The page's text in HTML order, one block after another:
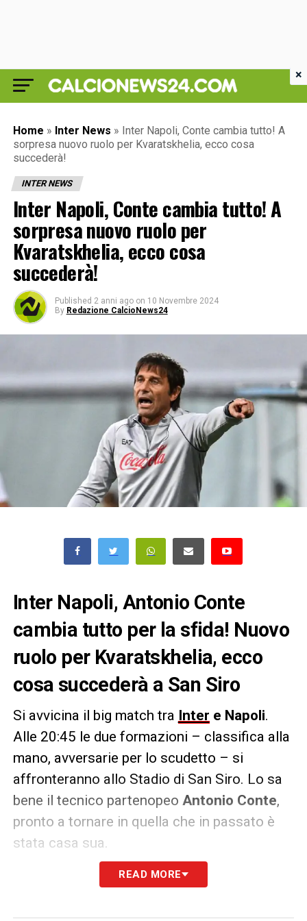
Home » Inter News » Inter Napoli, Conte cambia tutto! A
sorpresa nuovo ruolo per Kvaratskhelia, ecco cosa
succederà!
INTER NEWS
Inter Napoli, Conte cambia tutto! A
sorpresa nuovo ruolo per
Kvaratskhelia, ecco cosa
succederà!
Published 2 anni ago on 10 Novembre 2024
By Redazione CalcioNews24
Inter Napoli, Antonio Conte
cambia tutto per la sfida! Nuovo
ruolo per Kvaratskhelia, ecco
cosa succederà a San Siro
Si avvicina il big match tra Inter e Napoli.
Alle 20:45 le due formazioni – classifica alla
mano, avversarie per lo scudetto – si
affronteranno allo Stadio di San Siro. Lo sa
bene il tecnico partenopeo Antonio Conte,
pronto a tornare in quella che in passato è
stata casa sua.
Secondo quanto riportato da
READ MORE
×